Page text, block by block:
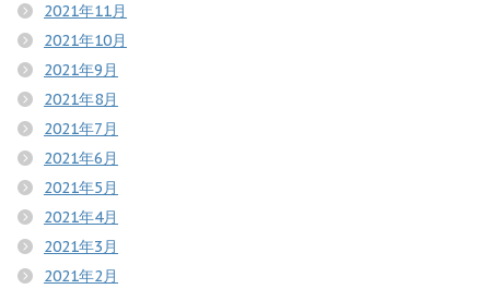
2021年11月
2021年10月
2021年9月
2021年8月
2021年7月
2021年6月
2021年5月
2021年4月
2021年3月
2021年2月